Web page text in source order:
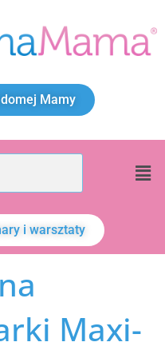
Mamy
i warsztaty
Maxi-